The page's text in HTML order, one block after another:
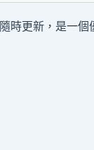
時更新，是一個